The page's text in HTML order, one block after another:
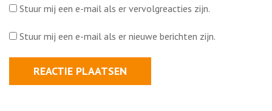
Stuur mij een e-mail als er vervolgreacties zijn.
Stuur mij een e-mail als er nieuwe berichten zijn.